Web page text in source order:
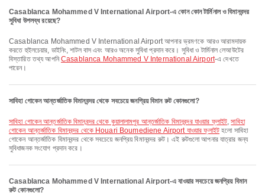
Casablanca Mohammed V International Airport-এ কোন কোন টার্মিনাল ও বিমানবন্দর
সুবিধা উপলব্ধ রয়েছে?
Casablanca Mohammed V International Airport আপনার ভ্রমণকে আরও আরামদায়ক
করতে হুইলচেয়ার, ডাইনিং, শাটল বাস এবং আরও অনেক সুবিধা প্রদান করে। সুবিধা ও টার্মিনাল লেআউটের
বিস্তারিত তথ্য আপনিCasablanca Mohammed V International Airport-এ দেখতে
পারেন।
সাবিহা গোকেন আন্তর্জাতিক বিমানবন্দর থেকে সবচেয়ে জনপ্রিয় বিমান রুট কোনগুলো?
সাবিহা গোকেন আন্তর্জাতিক বিমানবন্দর থেকে কুয়ালালামপুর আন্তর্জাতিক বিমানবন্দর যাওয়ার ফ্লাইট,সাবিহা
গোকেন আন্তর্জাতিক বিমানবন্দর থেকে Houari Boumediene Airport যাওয়ার ফ্লাইটহলো সাবিহা
গোকেন আন্তর্জাতিক বিমানবন্দর থেকে সবচেয়ে জনপ্রিয় বিমানবন্দর রুট। এই রুটগুলো আপনার যাত্রার জন্য
সুবিধাজনক সংযোগ প্রদান করে।
Casablanca Mohammed V International Airport-এ যাওয়ার সবচেয়ে জনপ্রিয় বিমান
রুট কোনগুলো?